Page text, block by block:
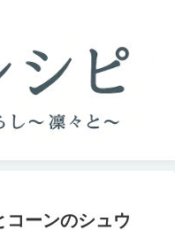
コーンのシュウ